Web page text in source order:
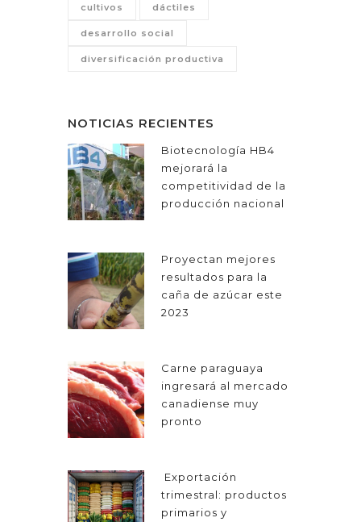
cultivos dáctiles
desarrollo social
diversificación productiva
NOTICIAS RECIENTES
Biotecnología HB4
mejorará la
competitividad de la
producción nacional
Proyectan mejores
resultados para la
caña de azúcar este
2023
Carne paraguaya
ingresará al mercado
canadiense muy
pronto
Exportación
trimestral: productos
primarios y